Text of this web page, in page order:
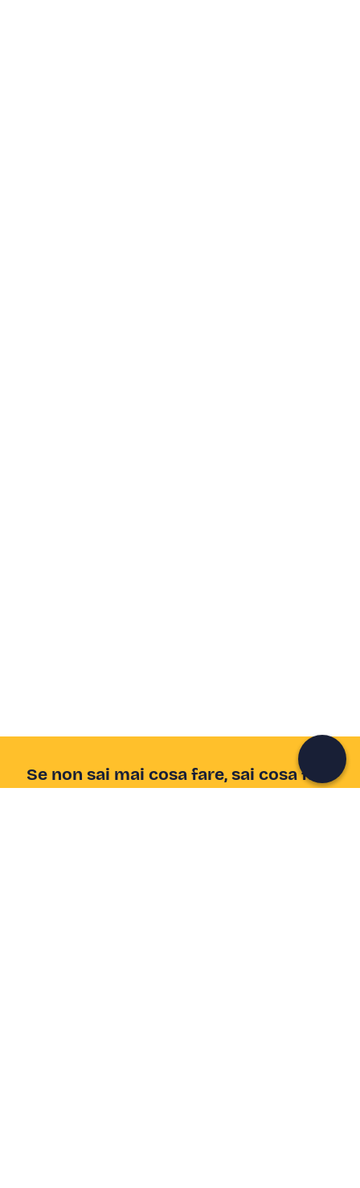
Se non sai mai cosa fare, sai cosa fare